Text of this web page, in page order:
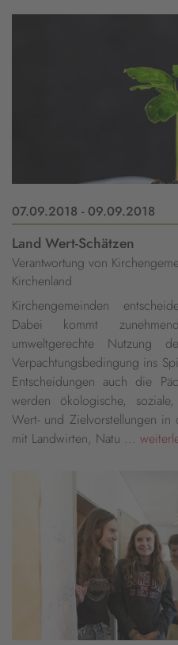
07.09.2018 - 09.09.2018
Land Wert-Schätzen
Verantwortung von
Kirchenland
Kirchengemeinden
Dabei kommt
umweltgerechte Nutzung
Verpachtungsbedingung ins
Entscheidungen auch die
werden ökologische,
Wert- und Zielvorstellungen
mit Landwirten, Natu ...